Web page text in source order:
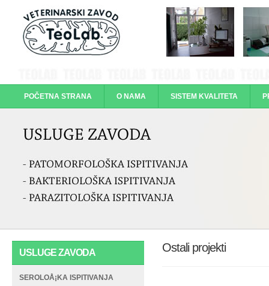
POČETNA STRANA O NAMA SISTEM KVALITETA
USLUGE ZAVODA
SEROLOÅ¡KA ISPITIVANJA
Ostali projekti